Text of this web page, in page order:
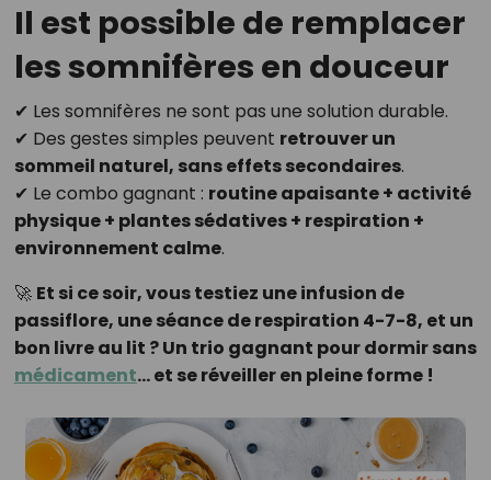
Il est possible de remplacer
les somnifères en douceur
✔ Les somnifères ne sont pas une solution durable.
✔ Des gestes simples peuvent retrouver un
sommeil naturel, sans effets secondaires.
✔ Le combo gagnant : routine apaisante + activité
physique + plantes sédatives + respiration +
environnement calme.
🚀 Et si ce soir, vous testiez une infusion de
passiflore, une séance de respiration 4-7-8, et un
bon livre au lit ? Un trio gagnant pour dormir sans
médicament… et se réveiller en pleine forme !